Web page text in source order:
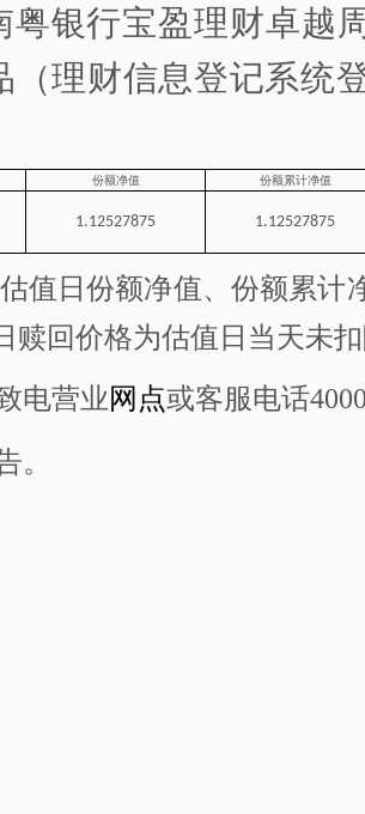
粤银行宝盈理财卓越
（理财信息登记系统
份额净值 份额累计净值
1.12527875 1.12527875
值日份额净值、 份额累计
赎回价格为估值日当天未
电营业网点或客服电话
。